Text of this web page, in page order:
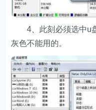
4、此刻必须选中u盘
灰色不能用的。